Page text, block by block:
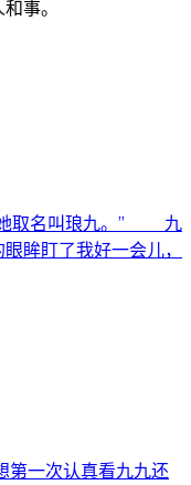
事。
她取名叫琅九。” 九
眸盯了我好一会儿，
第一次认真看九九还